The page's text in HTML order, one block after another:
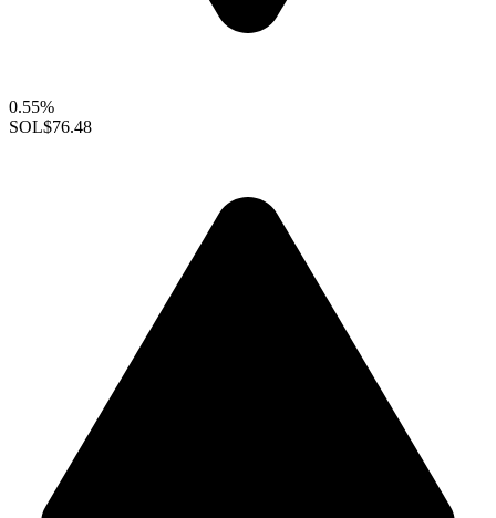
0.55%
SOL$76.48